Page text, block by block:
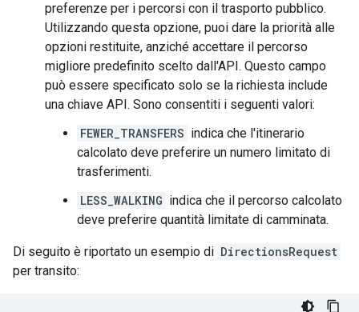
preferenze per i percorsi con il trasporto pubblico.
Utilizzando questa opzione, puoi dare la priorità alle
opzioni restituite, anziché accettare il percorso
migliore predefinito scelto dall'API. Questo campo
può essere specificato solo se la richiesta include
una chiave API. Sono consentiti i seguenti valori:
FEWER_TRANSFERS indica che l'itinerario
calcolato deve preferire un numero limitato di
trasferimenti.
LESS_WALKING indica che il percorso calcolato
deve preferire quantità limitate di camminata.
Di seguito è riportato un esempio di DirectionsRequest
per transito: